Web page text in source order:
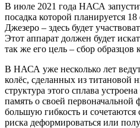
В июле 2021 года НАСА
посадка которой планируется
Джезеро – здесь будет
Этот аппарат должен будет
так же его цель – сбор образцов
В НАСА уже несколько лет
колёс, сделанных из титановой
структура этого сплава
память о своей
большую гибкость и сочетаются
риска деформироваться или